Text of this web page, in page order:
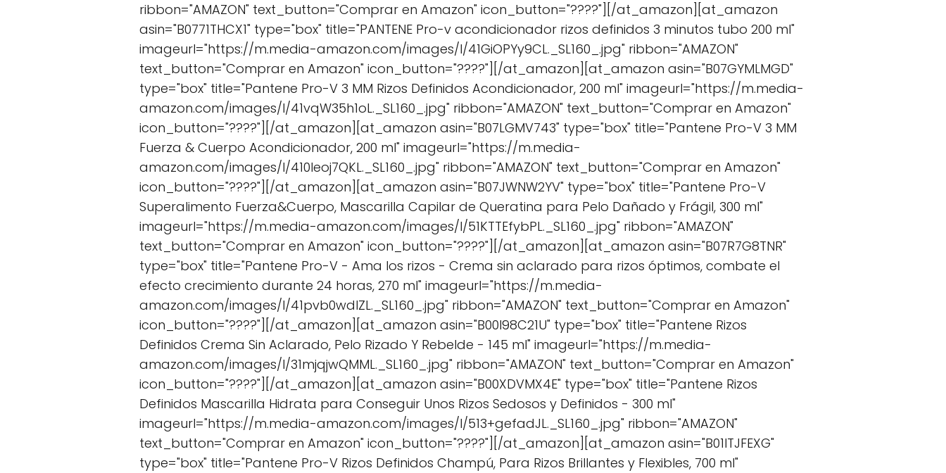
ribbon="AMAZON" text_button="Comprar en Amazon" icon_button="????"][/at_amazon][at_amazon
asin="B0771THCX1" type="box" title="PANTENE Pro-v acondicionador rizos definidos 3 minutos tubo 200 ml"
imageurl="https://m.media-amazon.com/images/I/41GiOPYy9CL._SL160_.jpg" ribbon="AMAZON"
text_button="Comprar en Amazon" icon_button="????"][/at_amazon][at_amazon asin="B07GYMLMGD"
type="box" title="Pantene Pro-V 3 MM Rizos Definidos Acondicionador, 200 ml" imageurl="https://m.media-
amazon.com/images/I/41vqW35h1oL._SL160_.jpg" ribbon="AMAZON" text_button="Comprar en Amazon"
icon_button="????"][/at_amazon][at_amazon asin="B07LGMV743" type="box" title="Pantene Pro-V 3 MM
Fuerza & Cuerpo Acondicionador, 200 ml" imageurl="https://m.media-
amazon.com/images/I/410Ieoj7QKL._SL160_.jpg" ribbon="AMAZON" text_button="Comprar en Amazon"
icon_button="????"][/at_amazon][at_amazon asin="B07JWNW2YV" type="box" title="Pantene Pro-V
Superalimento Fuerza&Cuerpo, Mascarilla Capilar de Queratina para Pelo Dañado y Frágil, 300 ml"
imageurl="https://m.media-amazon.com/images/I/51KTTEfybPL._SL160_.jpg" ribbon="AMAZON"
text_button="Comprar en Amazon" icon_button="????"][/at_amazon][at_amazon asin="B07R7G8TNR"
type="box" title="Pantene Pro-V - Ama los rizos - Crema sin aclarado para rizos óptimos, combate el
efecto crecimiento durante 24 horas, 270 ml" imageurl="https://m.media-
amazon.com/images/I/41pvb0wdIZL._SL160_.jpg" ribbon="AMAZON" text_button="Comprar en Amazon"
icon_button="????"][/at_amazon][at_amazon asin="B00I98C21U" type="box" title="Pantene Rizos
Definidos Crema Sin Aclarado, Pelo Rizado Y Rebelde - 145 ml" imageurl="https://m.media-
amazon.com/images/I/31mjqjwQMML._SL160_.jpg" ribbon="AMAZON" text_button="Comprar en Amazon"
icon_button="????"][/at_amazon][at_amazon asin="B00XDVMX4E" type="box" title="Pantene Rizos
Definidos Mascarilla Hidrata para Conseguir Unos Rizos Sedosos y Definidos - 300 ml"
imageurl="https://m.media-amazon.com/images/I/513+gefadJL._SL160_.jpg" ribbon="AMAZON"
text_button="Comprar en Amazon" icon_button="????"][/at_amazon][at_amazon asin="B01ITJFEXG"
type="box" title="Pantene Pro-V Rizos Definidos Champú, Para Rizos Brillantes y Flexibles, 700 ml"